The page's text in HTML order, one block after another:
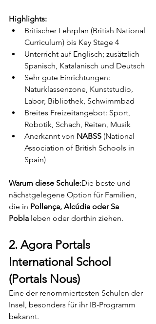
Highlights:
Britischer Lehrplan (British National
Curriculum) bis Key Stage 4
Unterricht auf Englisch; zusätzlich
Spanisch, Katalanisch und Deutsch
Sehr gute Einrichtungen:
Naturklassenzone, Kunststudio,
Labor, Bibliothek, Schwimmbad
Breites Freizeitangebot: Sport,
Robotik, Schach, Reiten, Musik
Anerkannt von NABSS (National
Association of British Schools in
Spain)
Warum diese Schule:Die beste und
nächstgelegene Option für Familien,
die in Pollença, Alcúdia oder Sa
Pobla leben oder dorthin ziehen.
2. Agora Portals
International School
(Portals Nous)
Eine der renommiertesten Schulen der
Insel, besonders für ihr IB-Programm
bekannt.